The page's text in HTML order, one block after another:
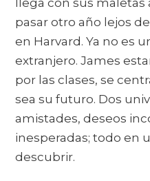
pasar otro año lejos
en Harvard. Ya no es
extranjero. James
por las clases, se
sea su futuro. Dos
amistades, deseos
inesperadas; todo en
descubrir.